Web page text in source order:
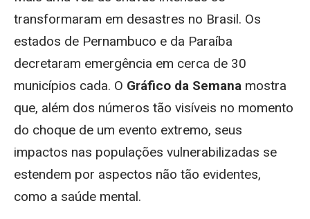
transformaram em desastres no Brasil. Os
estados de Pernambuco e da Paraíba
decretaram emergência em cerca de 30
municípios cada. O Gráfico da Semana mostra
que, além dos números tão visíveis no momento
do choque de um evento extremo, seus
impactos nas populações vulnerabilizadas se
estendem por aspectos não tão evidentes,
como a saúde mental.